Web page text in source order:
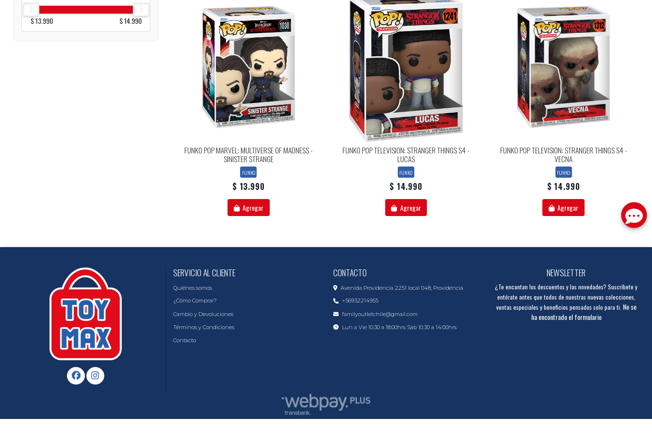
$ 13.990 $ 14.990
FUNKO POP MARVEL: MULTIVERSE OF MADNESS -
SINISTER STRANGE
FUNKO
$ 13.990
Agregar
FUNKO POP TELEVISION: STRANGER THINGS S4 -
LUCAS
FUNKO
$ 14.990
Agregar
FUNKO POP TELEVISION: STRANGER THINGS S4 -
VECNA
FUNKO
$ 14.990
Agregar
SERVICIO AL CLIENTE
Quiénes somos
¿Cómo Comprar?
Cambio y Devoluciones
Términos y Condiciones
Contacto
CONTACTO
Avenida Providencia 2251 local 048, Providencia
+56932214955
familyoutletchile@gmail.com
Lun a Vie 10:30 a 18:00hrs Sab 10:30 a 14:00hrs
NEWSLETTER
¿Te encantan los descuentos y las novedades? Suscríbete y
entérate antes que todos de nuestras nuevas colecciones,
ventas especiales y beneficios pensados solo para ti. No se
ha encontrado el formulario